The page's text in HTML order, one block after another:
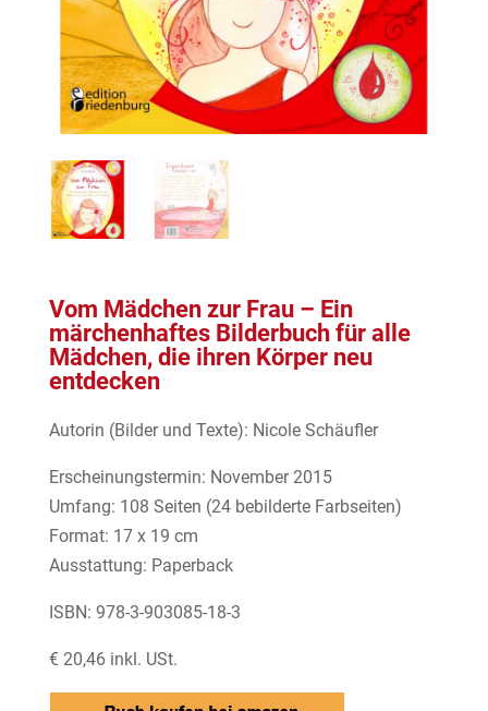
Vom Mädchen zur Frau – Ein
märchenhaftes Bilderbuch für alle
Mädchen, die ihren Körper neu
entdecken
Autorin (Bilder und Texte): Nicole Schäufler
Erscheinungstermin: November 2015
Umfang: 108 Seiten (24 bebilderte Farbseiten)
Format: 17 x 19 cm
Ausstattung: Paperback
ISBN: 978-3-903085-18-3
€ 20,46 inkl. USt.